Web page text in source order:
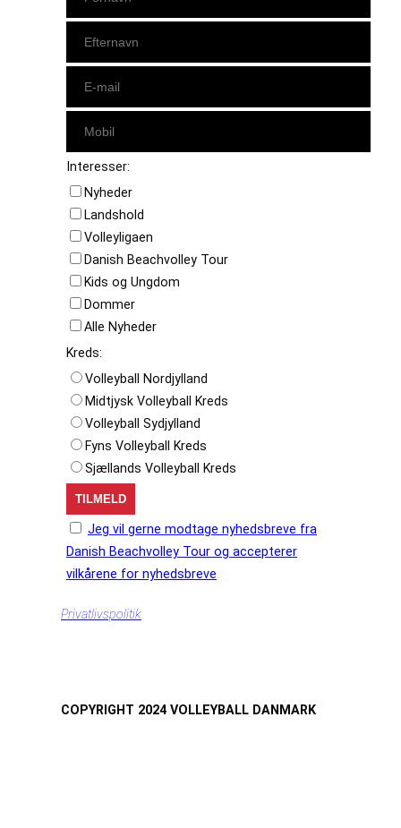
Interesser:
Nyheder
Landshold
Volleyligaen
Danish Beachvolley Tour
Kids og Ungdom
Dommer
Alle Nyheder
Kreds:
Volleyball Nordjylland
Midtjysk Volleyball Kreds
Volleyball Sydjylland
Fyns Volleyball Kreds
Sjællands Volleyball Kreds
Jeg vil gerne modtage nyhedsbreve fra
Danish Beachvolley Tour og accepterer
vilkårene for nyhedsbreve
Privatlivspolitik
COPYRIGHT 2024 VOLLEYBALL DANMARK